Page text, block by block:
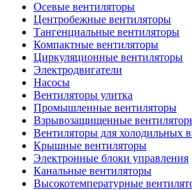
Осевые вентиляторы
Центробежные вентиляторы
Тангенциальные вентиляторы
Компактные вентиляторы
Циркуляционные вентиляторы
Электродвигатели
Насосы
Вентиляторы улитка
Промышленные вентиляторы
Взрывозащищенные
Вентиляторы для холодильных
Крышные вентиляторы
Электронные блоки управления
Канальные вентиляторы
Высокотемпературные